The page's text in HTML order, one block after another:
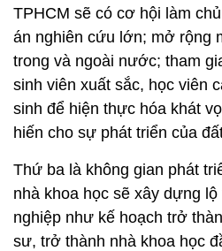
TPHCM sẽ có cơ hội làm
án nghiên cứu lớn; mở rộng
trong và ngoài nước; tham
sinh viên xuất sắc, học viên
sinh để hiện thực hóa khát
hiến cho sự phát triển của
Thứ ba là không gian phát
nhà khoa học sẽ xây dựng
nghiệp như kế hoạch trở
sư, trở thành nhà khoa học